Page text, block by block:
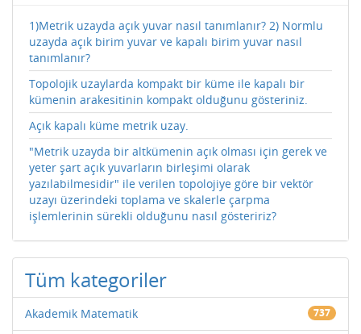
1)Metrik uzayda açık yuvar nasıl tanımlanır? 2) Normlu
uzayda açık birim yuvar ve kapalı birim yuvar nasıl
tanımlanır?
Topolojik uzaylarda kompakt bir küme ile kapalı bir
kümenin arakesitinin kompakt olduğunu gösteriniz.
Açık kapalı küme metrik uzay.
"Metrik uzayda bir altkümenin açık olması için gerek ve
yeter şart açık yuvarların birleşimi olarak
yazılabilmesidir" ile verilen topolojiye göre bir vektör
uzayı üzerindeki toplama ve skalerle çarpma
işlemlerinin sürekli olduğunu nasıl gösteririz?
Tüm kategoriler
Akademik Matematik 737